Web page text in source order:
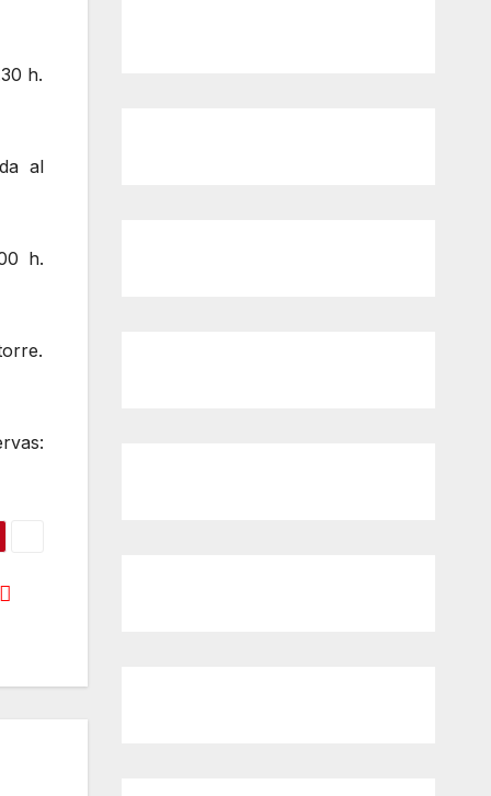
h.
al
h.